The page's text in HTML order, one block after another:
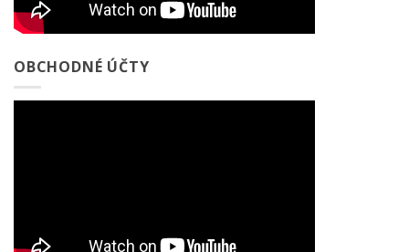
OBCHODNÉ ÚČTY